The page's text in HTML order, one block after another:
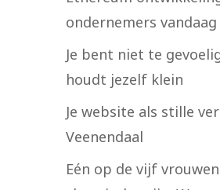
ondernemers
Je bent niet te
houdt jezelf klein
Je website als stille
Veenendaal
Eén op de vijf